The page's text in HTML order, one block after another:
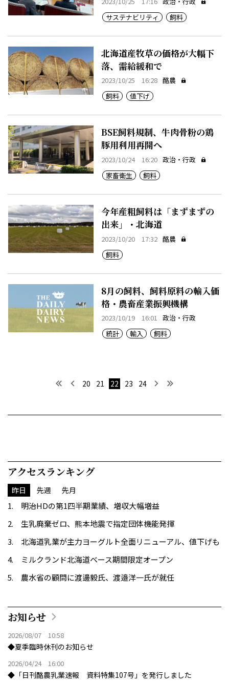
サステナビリティ
飼料
北海道産牧草の価格が大幅下
落、需給緩和で
2023/10/25 16:28 酪農
飼料
値下げ
BSE飼料規制、牛肉骨粉の鶏
豚用利用再開へ
2023/10/24 16:20 政治・行政
家畜衛生
飼料
今年産粗飼料は「まずまずの
出来」・北海道
2023/10/20 17:32 酪農
飼料
8月の飼料、飼料原料の輸入価
格・農畜産業振興機構
2023/10/19 16:01 政治・行政
統計
輸入 飼料
最初へ前へ
20 21 22 23 24 次へ
アクセスランキング
昨日 先週 先月
明治HDの第1四半期業績、増収大幅増益
生乳廃棄ゼロ、熊本地震で指定団体機能発揮
北海道乳業が主力ヨーグルト全面リニューアル、値下げも
ミルクランド北海道ベース期間限定オープン
農水省の顧問に渡邊毅氏、渡邉洋一氏が就任
お知らせ
2026/08/07 10:58
◆夏季臨時休刊のお知らせ
2026/04/24 16:00
◆「日刊酪農乳業速報 資料特集107号」を発行しました